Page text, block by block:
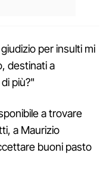
per insulti mi
destinati a
più?"
a trovare
a Maurizio
buoni pasto